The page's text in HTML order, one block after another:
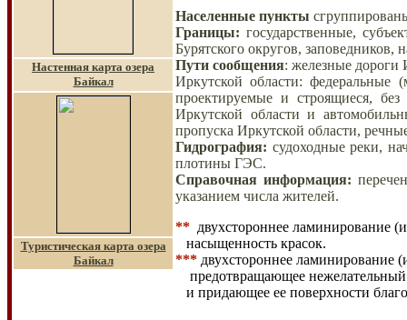
Населенные пункты
Границы: государственные,
Бурятского округов, заповедников,
Пути сообщения: железные дороги
Иркутской области: федеральные
проектируемые и строящиеся,
Иркутской области и
пропуска Иркутской области,
Гидрография: судоходные реки,
плотины ГЭС.
Справочная информация:
указанием числа жителей.
** двухстороннее ламинирование
насыщенность красок.
*** двухстороннее ламинирование
предотвращающее нежелательный
и придающее ее поверхности
Настенная карта озера
Байкал
Туристическая карта озера
Байкал